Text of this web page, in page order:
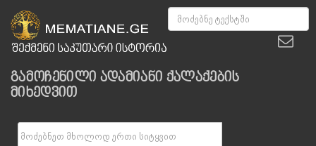
გამოჩენილი ადამიანი ქალაქების
მიხედვით